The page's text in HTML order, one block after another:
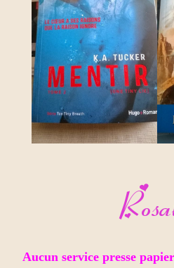
Aucun service presse